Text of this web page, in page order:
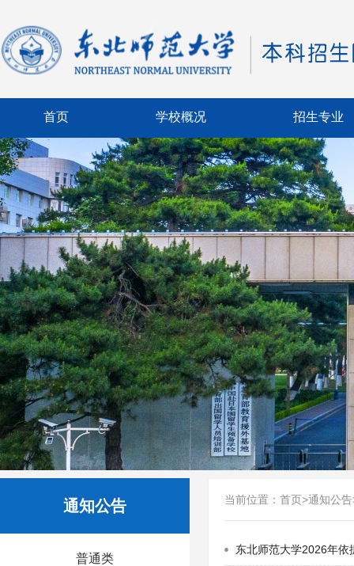
首页 学校概况 招生专业
通知公告
普通类
当前位置： 首页>通知公告
东北师范大学2026年依